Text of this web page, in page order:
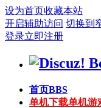
设为首页收藏本站
开启辅助访问 切换到
登录立即注册
首页BBS
单机下载单机游